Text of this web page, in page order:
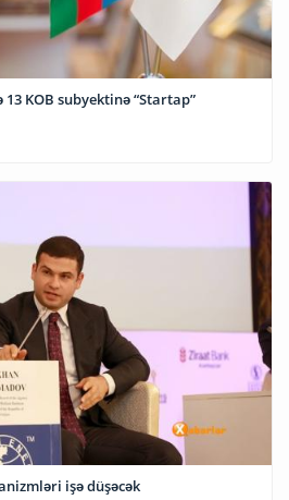
KOB subyektinə “Startap”
işə düşəcək